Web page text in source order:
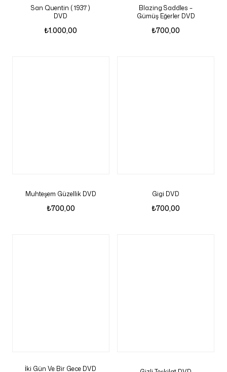
San Quentin ( 1937 )
DVD
₺1.000,00
Blazing Saddles –
Gümüş Eğerler DVD
₺700,00
Muhteşem Güzellik DVD
₺700,00
Gigi DVD
₺700,00
İki Gün Ve Bir Gece DVD